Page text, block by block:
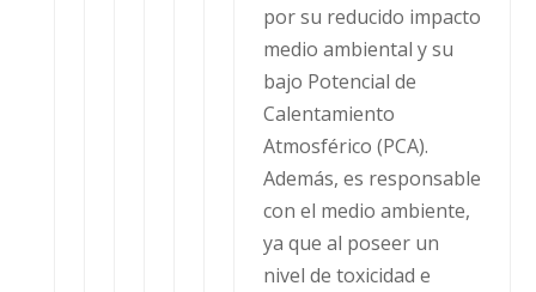
por su reducido impacto
medio ambiental y su
bajo Potencial de
Calentamiento
Atmosférico (PCA).
Además, es responsable
con el medio ambiente,
ya que al poseer un
nivel de toxicidad e